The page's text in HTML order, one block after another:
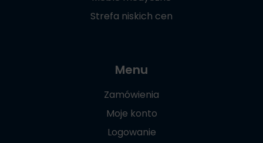
Strefa niskich cen
Menu
Zamówienia
Moje konto
Logowanie